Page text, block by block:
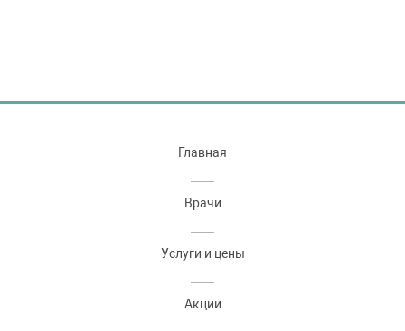
Главная
Врачи
Услуги и цены
Акции